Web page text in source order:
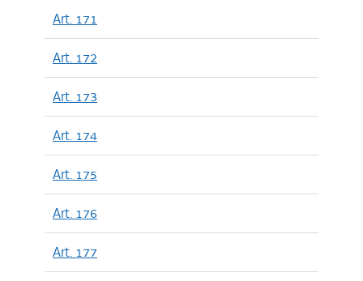
Art. 171
Art. 172
Art. 173
Art. 174
Art. 175
Art. 176
Art. 177